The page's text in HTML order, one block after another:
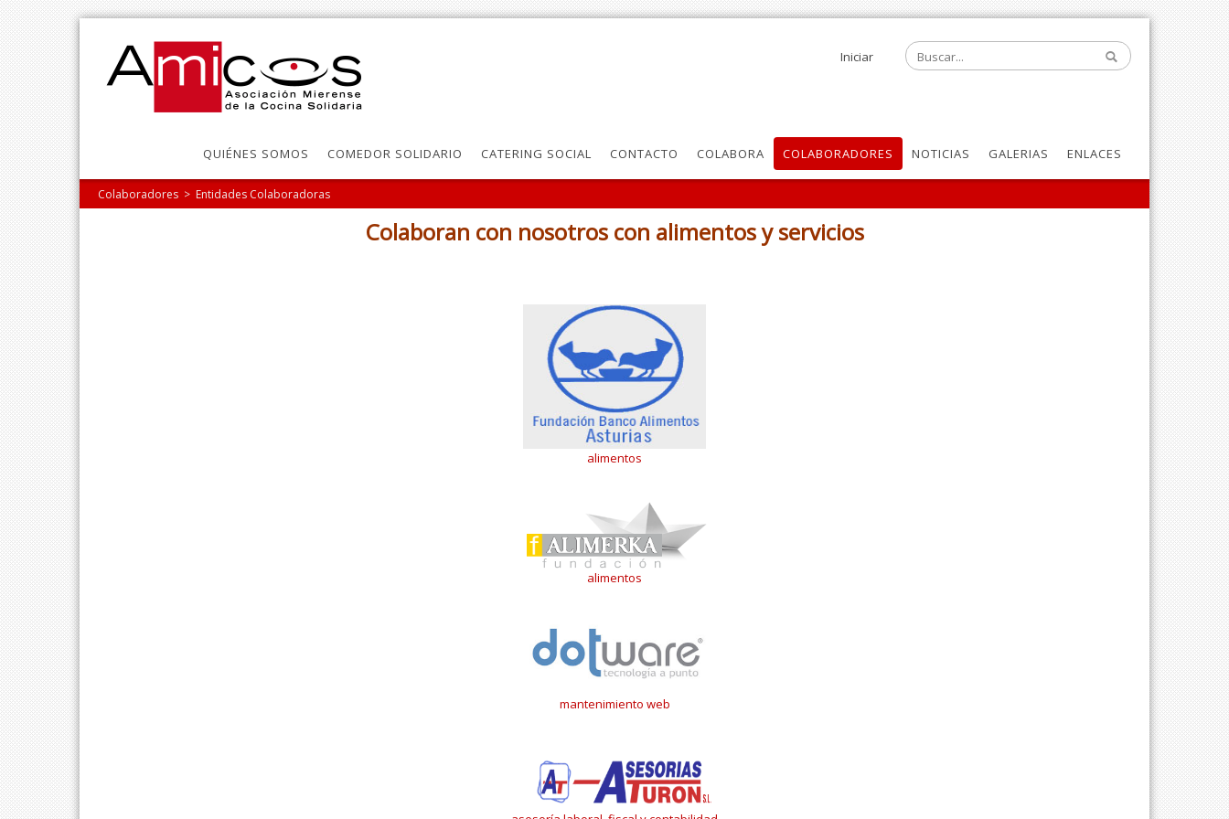
Iniciar
QUIÉNES SOMOS COMEDOR SOLIDARIO CATERING SOCIAL CONTACTO COLABORA COLABORADORES NOTICIAS GALERIAS ENLACES
Colaboradores > Entidades Colaboradoras
Colaboran con nosotros con alimentos y servicios
alimentos
alimentos
mantenimiento web